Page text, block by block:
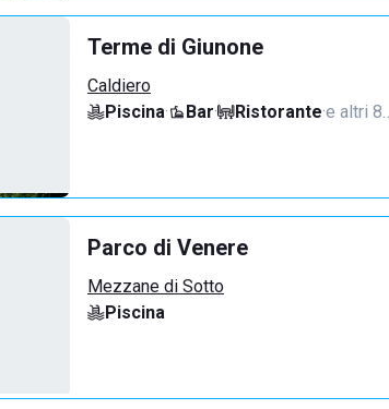
Terme di Giunone
Caldiero
Piscina· Bar· Ristorante·e altri
Parco di Venere
Mezzane di Sotto
Piscina